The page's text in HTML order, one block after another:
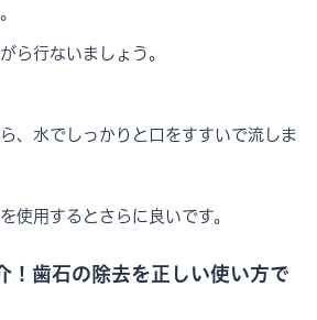
ら行ないましょう。
、水でしっかりと口をすすいで流しま
使用するとさらに良いです。
！歯石の除去を正しい使い方で